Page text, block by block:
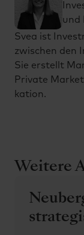
und
Svea ist
zwi­schen den
Sie er­stellt
Pri­va­te
ka­ti­on.
Weitere